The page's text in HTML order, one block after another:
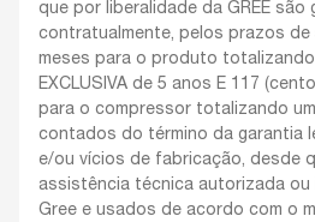
que por liberalidade da GREE são
contratualmente, pelos prazos de
meses para o produto
EXCLUSIVA de 5 anos E 117
para o compressor totalizando
contados do término da garantia
e/ou vícios de fabricação, desde
assistência técnica autorizada
Gree e usados de acordo com o